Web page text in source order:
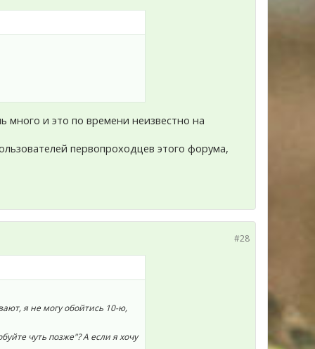
много и это по времени неизвестно на
первопроходцев этого форума,
#28
я не могу обойтись 10-ю,
чуть позже"? А если я хочу